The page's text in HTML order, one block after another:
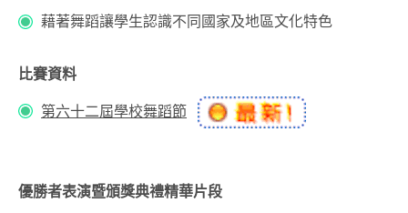
藉著舞蹈讓學生認識不同國家及地區文化特色
比賽資料
第六十二屆學校舞蹈節
優勝者表演暨頒獎典禮精華片段